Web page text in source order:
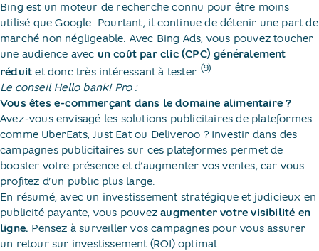
Bing est un moteur de recherche connu pour être moins
utilisé que Google. Pourtant, il continue de détenir une part de
marché non négligeable. Avec Bing Ads, vous pouvez toucher
une audience avec un coût par clic (CPC) généralement
réduit et donc très intéressant à tester.(9)
Le conseil Hello bank! Pro :
Vous êtes e-commerçant dans le domaine alimentaire ?
Avez-vous envisagé les solutions publicitaires de plateformes
comme UberEats, Just Eat ou Deliveroo ? Investir dans des
campagnes publicitaires sur ces plateformes permet de
booster votre présence et d’augmenter vos ventes, car vous
profitez d’un public plus large.
En résumé, avec un investissement stratégique et judicieux en
publicité payante, vous pouvezaugmenter votre visibilité en
ligne. Pensez à surveiller vos campagnes pour vous assurer
un retour sur investissement (ROI) optimal.